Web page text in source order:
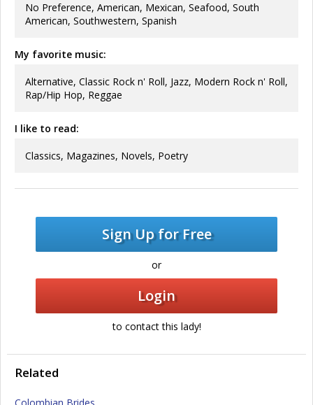
No Preference, American, Mexican, Seafood, South
American, Southwestern, Spanish
My favorite music:
Alternative, Classic Rock n' Roll, Jazz, Modern Rock n' Roll,
Rap/Hip Hop, Reggae
I like to read:
Classics, Magazines, Novels, Poetry
Sign Up for Free
or
Login
to contact this lady!
Related